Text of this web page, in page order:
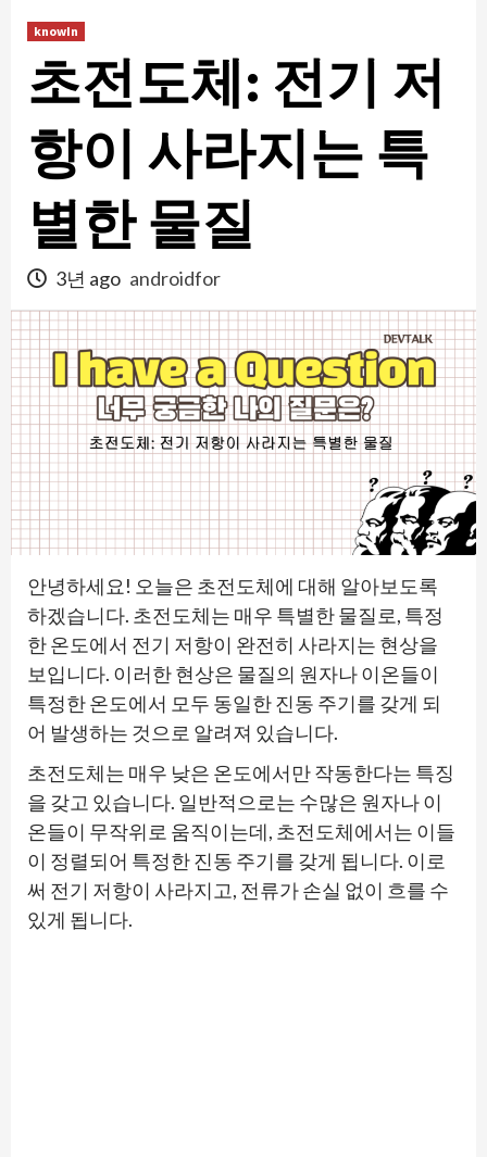
knowIn
초전도체: 전기 저
항이 사라지는 특
별한 물질
3년 ago androidfor
안녕하세요! 오늘은 초전도체에 대해 알아보도록
하겠습니다. 초전도체는 매우 특별한 물질로, 특정
한 온도에서 전기 저항이 완전히 사라지는 현상을
보입니다. 이러한 현상은 물질의 원자나 이온들이
특정한 온도에서 모두 동일한 진동 주기를 갖게 되
어 발생하는 것으로 알려져 있습니다.
초전도체는 매우 낮은 온도에서만 작동한다는 특징
을 갖고 있습니다. 일반적으로는 수많은 원자나 이
온들이 무작위로 움직이는데, 초전도체에서는 이들
이 정렬되어 특정한 진동 주기를 갖게 됩니다. 이로
써 전기 저항이 사라지고, 전류가 손실 없이 흐를 수
있게 됩니다.